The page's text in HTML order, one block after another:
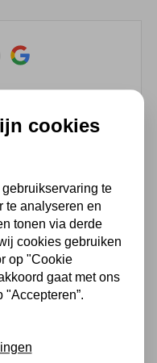
dezelfde dag
!
sinds 1992 !
MW 12 ton
cookies
te
te analyseren en
tonen via derde
cookies gebruiken
op "Cookie
gaat met ons
"Accepteren”.